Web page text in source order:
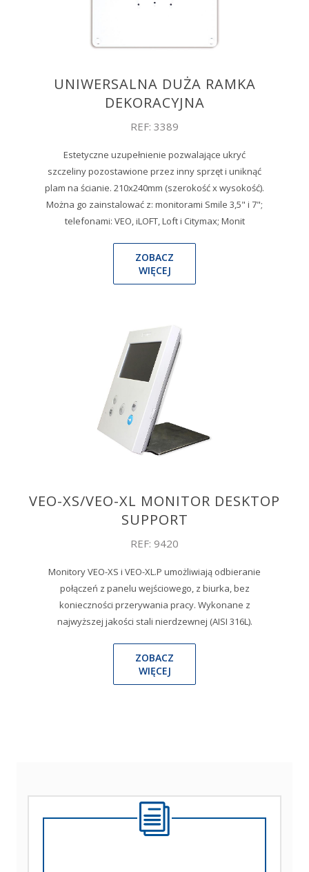
UNIWERSALNA DUŻA RAMKA
DEKORACYJNA
REF: 3389
Estetyczne uzupełnienie pozwalające ukryć
szczeliny pozostawione przez inny sprzęt i uniknąć
plam na ścianie. 210x240mm (szerokość x wysokość).
Można go zainstalować z: monitorami Smile 3,5" i 7";
telefonami: VEO, iLOFT, Loft i Citymax; Monit
ZOBACZ
WIĘCEJ
VEO-XS/VEO-XL MONITOR DESKTOP
SUPPORT
REF: 9420
Monitory VEO-XS i VEO-XL.P umożliwiają odbieranie
połączeń z panelu wejściowego, z biurka, bez
konieczności przerywania pracy. Wykonane z
najwyższej jakości stali nierdzewnej (AISI 316L).
ZOBACZ
WIĘCEJ